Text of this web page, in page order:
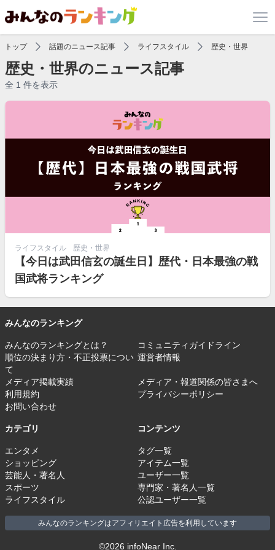
トップ 話題のニュース記事 ライフスタイル 歴史・世界
歴史・世界のニュース記事
全 1 件を表示
ライフスタイル 歴史・世界
【今日は武田信玄の誕生日】歴代・日本最強の戦
国武将ランキング
みんなのランキング
みんなのランキングとは？
コミュニティガイドライン
順位の決まり方・不正投票につい
て
運営者情報
メディア掲載実績
メディア・報道関係の皆さまへ
利用規約
プライバシーポリシー
お問い合わせ
カテゴリ
エンタメ
ショッピング
芸能人・著名人
スポーツ
ライフスタイル
コンテンツ
タグ一覧
アイテム一覧
ユーザー一覧
専門家・著名人一覧
公認ユーザー一覧
みんなのランキングはアフィリエイト広告を利用しています
©2026 infoNear Inc.